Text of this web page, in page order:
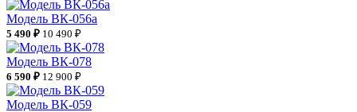
Модель ВК-056а
5 490 ₽ 10 490 ₽
Модель ВК-078
6 590 ₽ 12 900 ₽
Модель ВК-059